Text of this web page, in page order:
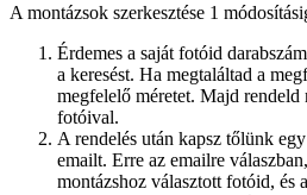
A montázsok szerkesztése 1
Érdemes a saját fotóid
a keresést. Ha megtaláltad a
megfelelő méretet. Majd rendeld
fotóival.
A rendelés után kapsz tőlünk
emailt. Erre az emailre
montázshoz választott fotóid, és